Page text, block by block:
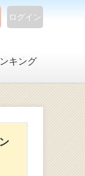
ログイン
キング